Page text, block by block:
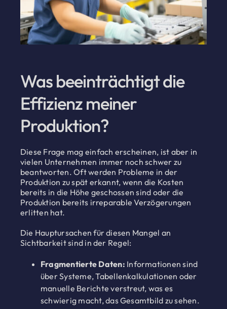
Was beeinträchtigt die
Effizienz meiner
Produktion?
Diese Frage mag einfach erscheinen, ist aber in
vielen Unternehmen immer noch schwer zu
beantworten. Oft werden Probleme in der
Produktion zu spät erkannt, wenn die Kosten
bereits in die Höhe geschossen sind oder die
Produktion bereits irreparable Verzögerungen
erlitten hat.
Die Hauptursachen für diesen Mangel an
Sichtbarkeit sind in der Regel:
Fragmentierte Daten: Informationen sind
über Systeme, Tabellenkalkulationen oder
manuelle Berichte verstreut, was es
schwierig macht, das Gesamtbild zu sehen.